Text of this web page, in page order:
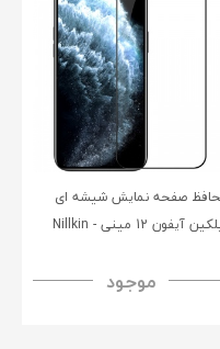
صفحه نمایش شیشه‌ ای
نیلکین آیفون 12 مینی - Nillkin
temperedموجود